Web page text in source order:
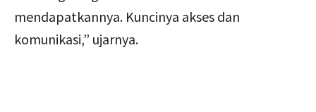
mendapatkannya. Kuncinya akses dan
komunikasi,” ujarnya.